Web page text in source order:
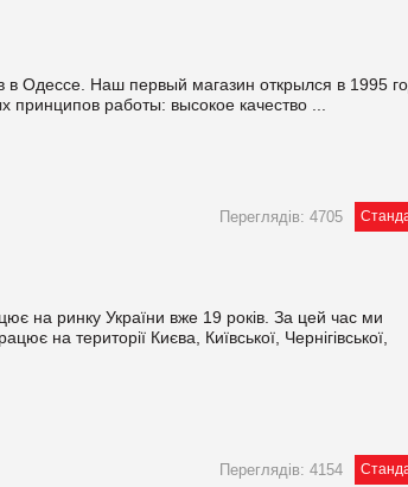
Одессе. Наш первый магазин открылся в 1995
работы: высокое качество ...
Переглядів: 4705
на ринку України вже 19 років. За цей час ми
на території Києва, Київської, Чернігівської,
Переглядів: 4154